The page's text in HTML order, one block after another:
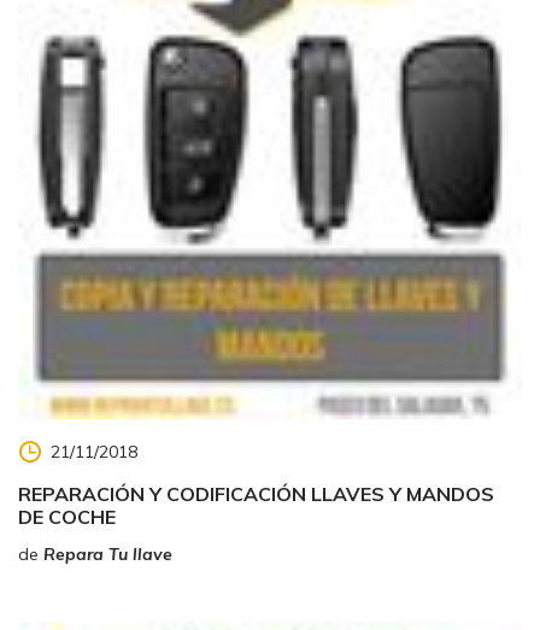
21/11/2018
REPARACIÓN Y CODIFICACIÓN LLAVES Y MANDOS
DE COCHE
de Repara Tu llave